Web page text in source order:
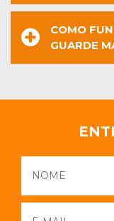
COMO
GUARDE